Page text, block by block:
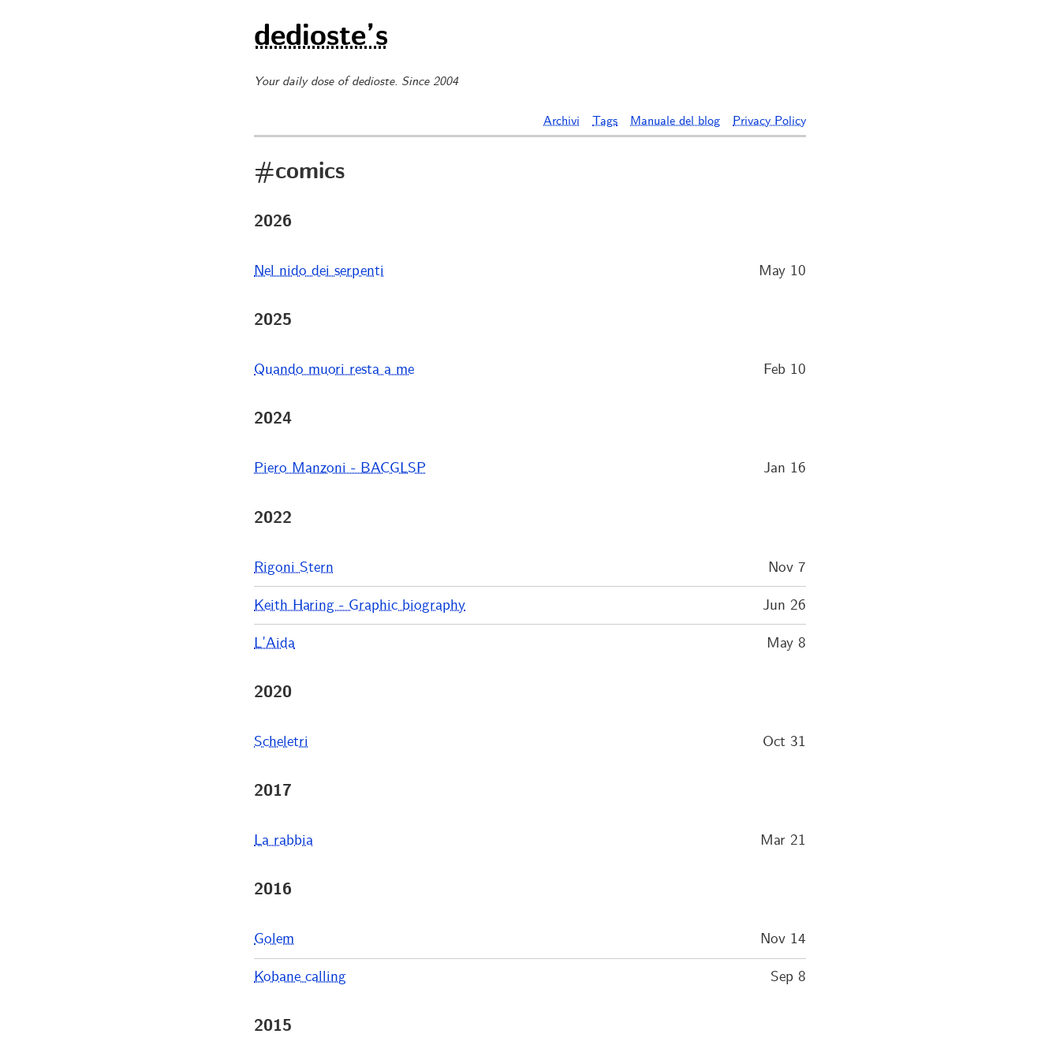
dedioste’s
Your daily dose of dedioste. Since 2004
Archivi Tags Manuale del blog Privacy Policy
#comics
2026
Nel nido dei serpenti May 10
2025
Quando muori resta a me Feb 10
2024
Piero Manzoni - BACGLSP Jan 16
2022
Rigoni Stern Nov 7
Keith Haring - Graphic biography Jun 26
L’Aida May 8
2020
Scheletri Oct 31
2017
La rabbia Mar 21
2016
Golem Nov 14
Kobane calling Sep 8
2015